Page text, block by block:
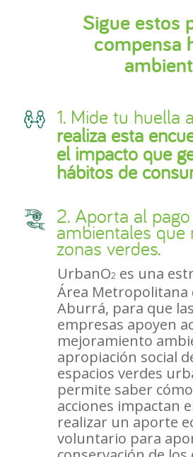
Sigue estos
compensa
Mide tu huella
realiza esta
el impacto que
hábitos de
2. Aporta al
ambientales que
zonas verdes.
UrbanO2es una
Área Metropolitana
Aburrá, para que
empresas apoyen
mejoramiento
apropiación social
espacios verdes
permite saber
acciones impactan
realizar un aporte
voluntario para